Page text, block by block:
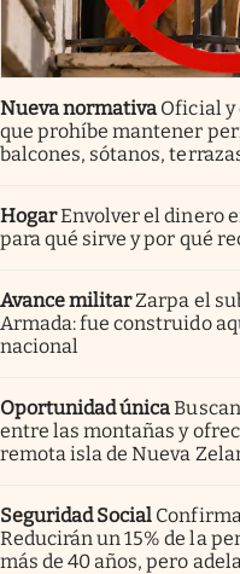
Nueva normativa Oficial y
que prohíbe mantener
balcones, sótanos,
HogarEnvolver el dinero
para qué sirve y por qué
Avance militarZarpa el
Armada: fue construido
nacional
Oportunidad única
entre las montañas y
remota isla de Nueva
Seguridad Social
Reducirán un 15% de la
más de 40 años, pero